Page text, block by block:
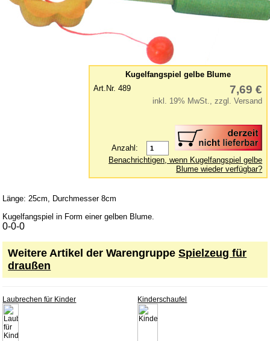
Kinderzimmer - Accessoires
Kinderwerkzeuge
Klettermax & Hampelmann
Puppen und Puppenmöbel
Puppenhaus
Puzzle aus Holz
Schaukelpferd
Spielend kreativ
Spielzeug für draußen
Spielzeugboote
Kugelfangspiel gelbe Blume
Art.Nr. 489
7,69 €
inkl. 19% MwSt., zzgl. Versand
Anzahl:
Benachrichtigen, wenn Kugelfangspiel gelbe
Blume wieder verfügbar?
Länge: 25cm, Durchmesser 8cm
Kugelfangspiel in Form einer gelben Blume.
0-0-0
Weitere Artikel der WarengruppeSpielzeug für
draußen
Laubrechen für Kinder Kinderschaufel